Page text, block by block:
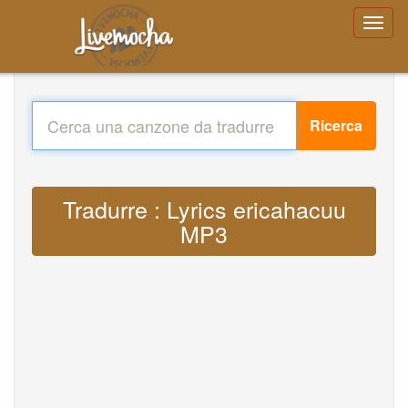
Ricerca
Tradurre : Lyrics ericahacuu
MP3